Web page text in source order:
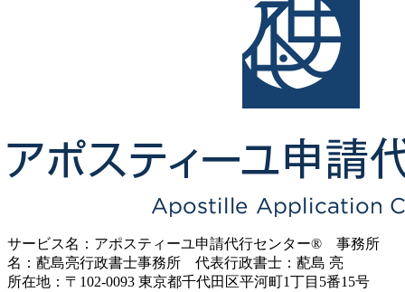
サービス名：アポスティーユ申請代行センター® 事務所
名：蓜島亮行政書士事務所 代表行政書士：蓜島 亮
所在地：〒102-0093 東京都千代田区平河町1丁目5番15号